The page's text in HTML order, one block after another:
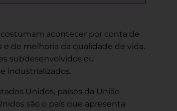
acontecer por conta de
de melhoria da qualidade de vida.
subdesenvolvidos ou
industrializados.
Unidos, países da União
são o país que apresenta